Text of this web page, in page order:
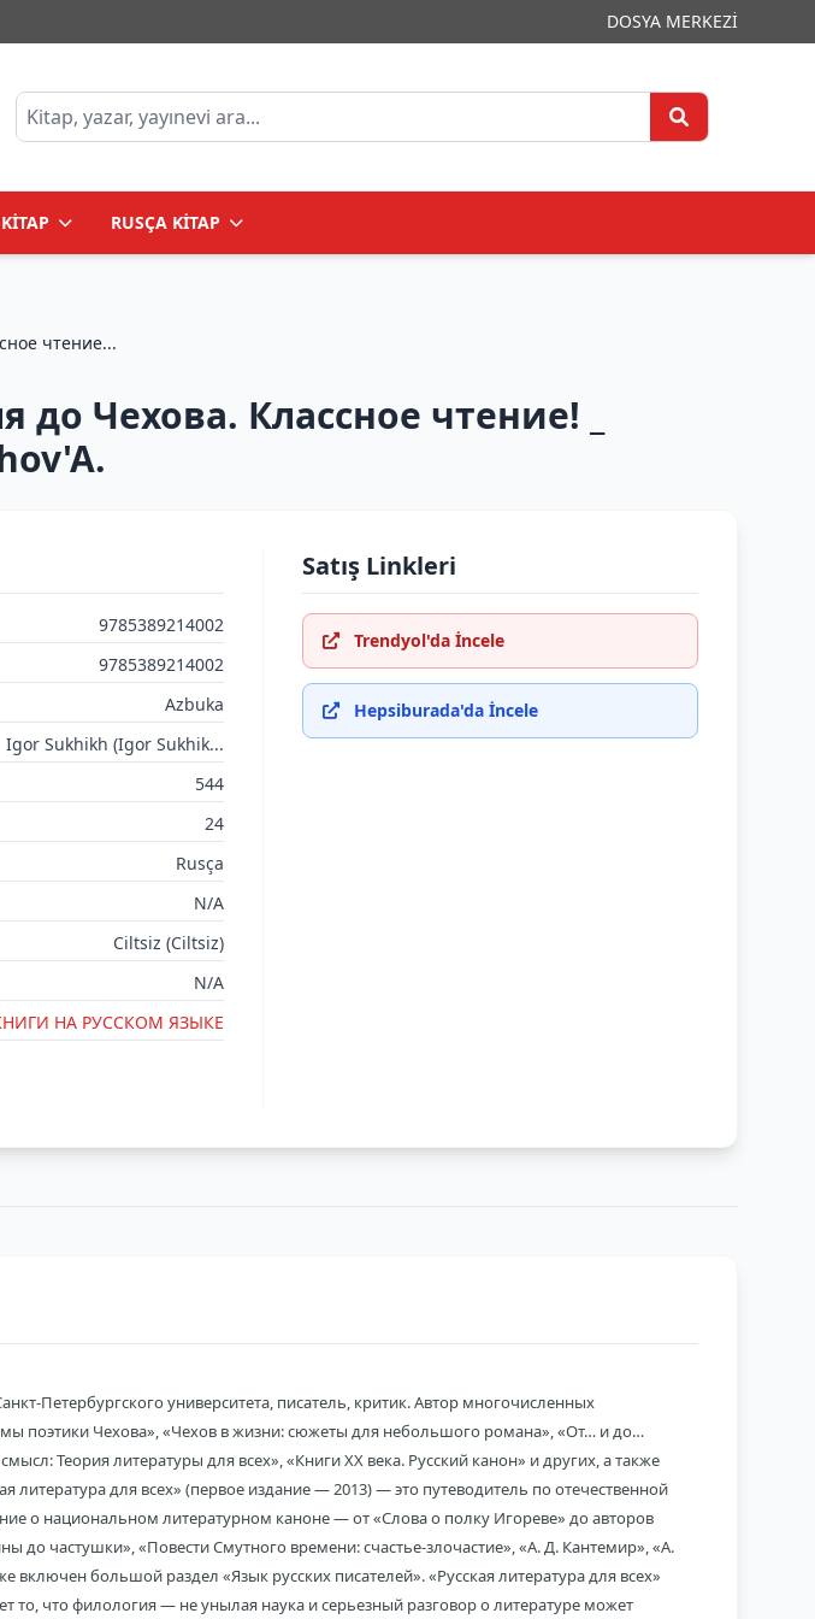
DOSYA MERKEZİ
RUSÇA KİTAP
чтение...
до Чехова. Классное чтение! _
9785389214002
9785389214002
Azbuka
Igor Sukhikh (Igor Sukhik...
544
24
Rusça
N/A
Ciltsiz (Ciltsiz)
N/A
НА РУССКОМ ЯЗЫКЕ
Satış Linkleri
Trendyol'da İncele
Hepsiburada'da İncele
Петербургского университета, писатель, критик. Автор многочисленных
поэтики Чехова», «Чехов в жизни: сюжеты для небольшого романа», «От… и до…
Теория литературы для всех», «Книги ХХ века. Русский канон» и других, а также
для всех» (первое издание — 2013) — это путеводитель по отечественной
о национальном литературном каноне — от «Слова о полку Игореве» до авторов
частушки», «Повести Смутного времени: счастье-злочастие», «А. Д. Кантемир», «А.
большой раздел «Язык русских писателей». «Русская литература для всех»
то, что филология — не унылая наука и серьезный разговор о литературе может